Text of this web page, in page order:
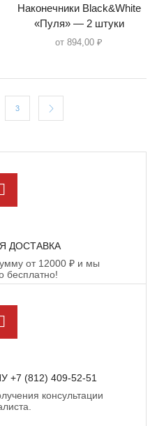
Наконечники Black&White
«Пуля» — 2 штуки
от 894,00 ₽
3
ДОСТАВКА
от 12000 ₽ и мы
бесплатно!
+7 (812) 409-52-51
консультации